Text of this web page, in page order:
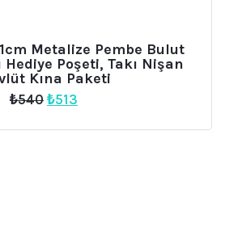
Metalize Pembe Bulut
Hediye Poşeti, Takı Nişan
Kına Paketi
₺540 Orijinal
₺540.
₺513
fiyat: